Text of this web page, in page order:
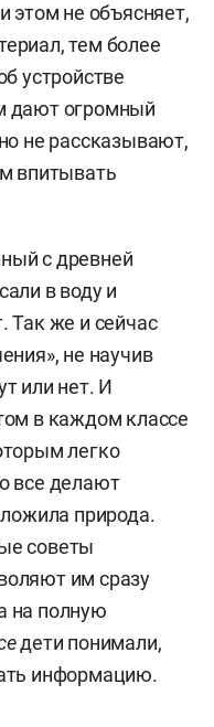
этом не объясняет,
тем более
устройстве
дают огромный
не рассказывают,
впитывать
с древней
в воду и
Так же и сейчас
не научив
или нет. И
в каждом классе
легко
все делают
природа.
советы
им сразу
на полную
дети понимали,
информацию.